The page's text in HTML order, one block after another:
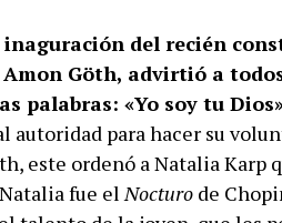
inaguración del recién
Göth, advirtió a
palabras: «Yo soy tu
autoridad para hacer su
este ordenó a Natalia Karp
fue elNocturo de